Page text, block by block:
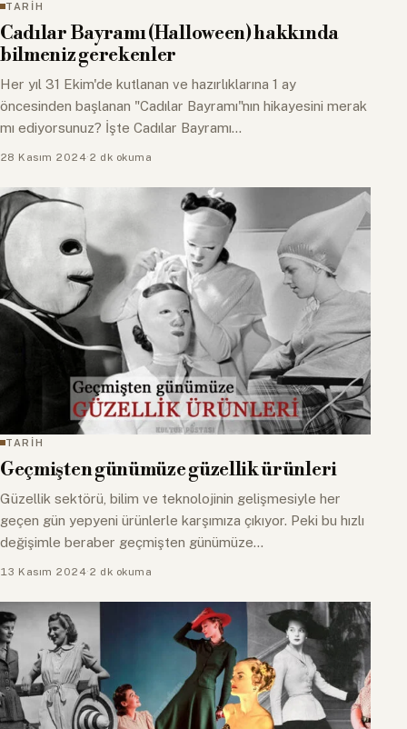
TARİH
Cadılar Bayramı (Halloween) hakkında
bilmeniz gerekenler
Her yıl 31 Ekim'de kutlanan ve hazırlıklarına 1 ay
öncesinden başlanan "Cadılar Bayramı"nın hikayesini merak
mı ediyorsunuz? İşte Cadılar Bayramı…
28 Kasım 2024·2 dk okuma
TARİH
Geçmişten günümüze güzellik ürünleri
Güzellik sektörü, bilim ve teknolojinin gelişmesiyle her
geçen gün yepyeni ürünlerle karşımıza çıkıyor. Peki bu hızlı
değişimle beraber geçmişten günümüze…
13 Kasım 2024·2 dk okuma